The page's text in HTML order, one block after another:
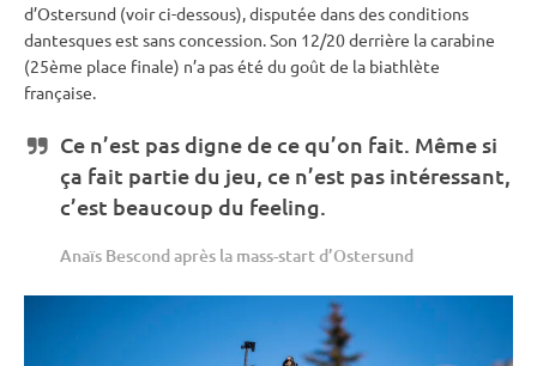
d’Ostersund (voir ci-dessous), disputée dans des conditions
dantesques est sans concession. Son 12/20 derrière lacarabine
(25ème place finale) n’a pas été du goût de la biathlète
française.
Ce n’est pas digne de ce qu’on fait. Même si
ça fait partie du jeu, ce n’est pas intéressant,
c’est beaucoup du feeling.
Anaïs Bescond après la mass-start d’Ostersund